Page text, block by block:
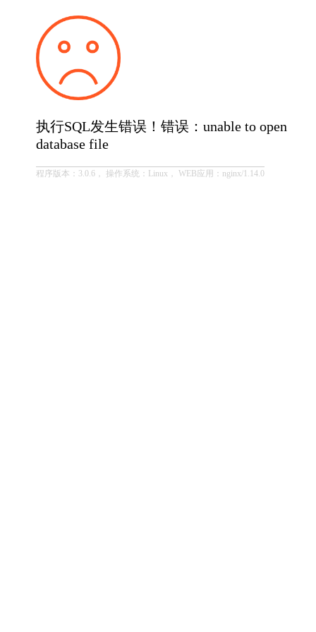
执行SQL发生错误！错误：unable to open
database file
程序版本：3.0.6， 操作系统：Linux， WEB应用：nginx/1.14.0